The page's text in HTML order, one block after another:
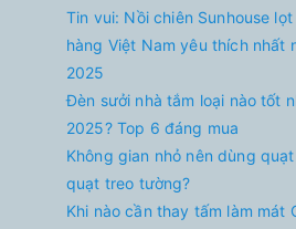
Tin vui: Nồi chiên Sunhouse
hàng Việt Nam yêu thích nhất
2025
Đèn sưởi nhà tắm loại nào tốt
2025? Top 6 đáng mua
Không gian nhỏ nên dùng
quạt treo tường?
Khi nào cần thay tấm làm mát